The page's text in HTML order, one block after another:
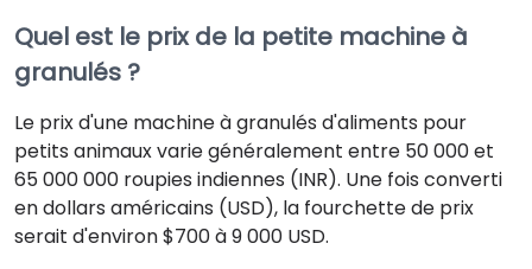
Quel est le prix de la petite machine à
granulés ?
Le prix d'une machine à granulés d'aliments pour
petits animaux varie généralement entre 50 000 et
65 000 000 roupies indiennes (INR). Une fois converti
en dollars américains (USD), la fourchette de prix
serait d'environ $700 à 9 000 USD.